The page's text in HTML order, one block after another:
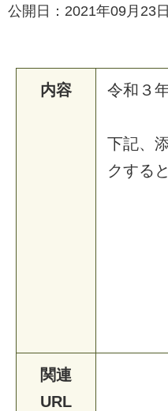
公開日：2021年09月23
内容 令和３
下記、
クする
全
関連
URL